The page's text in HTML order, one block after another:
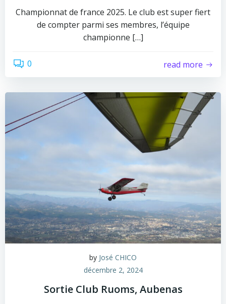
Championnat de france 2025. Le club est super fiert
de compter parmi ses membres, l’équipe
championne […]
0 read more
by José CHICO
décembre 2, 2024
Sortie Club Ruoms, Aubenas